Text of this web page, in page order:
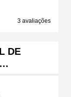
3 avaliações
DE
…